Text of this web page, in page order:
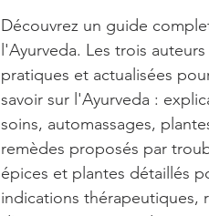
Découvrez un guide
l'Ayurveda. Les trois
pratiques et actualisées
savoir sur l'Ayurveda :
soins, automassages,
remèdes proposés par
épices et plantes détaillés
indications thérapeutiques,